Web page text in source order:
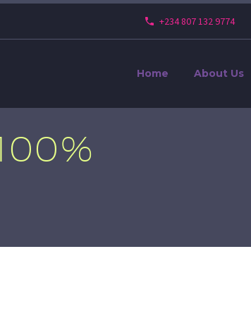
+234 807 132 9774
Home About Us